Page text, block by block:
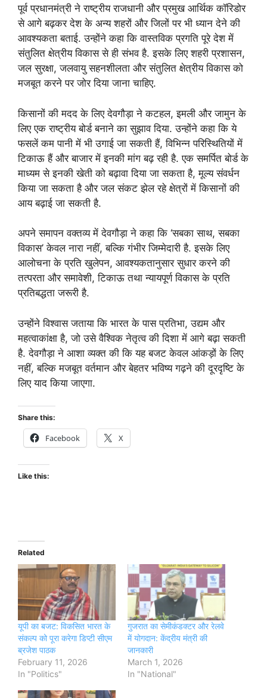
पूर्व प्रधानमंत्री ने राष्ट्रीय राजधानी और प्रमुख आर्थिक कॉरिडोर
से आगे बढ़कर देश के अन्य शहरों और जिलों पर भी ध्यान देने की
आवश्यकता बताई. उन्होंने कहा कि वास्तविक प्रगति पूरे देश में
संतुलित क्षेत्रीय विकास से ही संभव है. इसके लिए शहरी प्रशासन,
जल सुरक्षा, जलवायु सहनशीलता और संतुलित क्षेत्रीय विकास को
मजबूत करने पर जोर दिया जाना चाहिए.
किसानों की मदद के लिए देवगौड़ा ने कटहल, इमली और जामुन के
लिए एक राष्ट्रीय बोर्ड बनाने का सुझाव दिया. उन्होंने कहा कि ये
फसलें कम पानी में भी उगाई जा सकती हैं, विभिन्न परिस्थितियों में
टिकाऊ हैं और बाजार में इनकी मांग बढ़ रही है. एक समर्पित बोर्ड के
माध्यम से इनकी खेती को बढ़ावा दिया जा सकता है, मूल्य संवर्धन
किया जा सकता है और जल संकट झेल रहे क्षेत्रों में किसानों की
आय बढ़ाई जा सकती है.
अपने समापन वक्तव्य में देवगौड़ा ने कहा कि ‘सबका साथ, सबका
विकास’ केवल नारा नहीं, बल्कि गंभीर जिम्मेदारी है. इसके लिए
आलोचना के प्रति खुलेपन, आवश्यकतानुसार सुधार करने की
तत्परता और समावेशी, टिकाऊ तथा न्यायपूर्ण विकास के प्रति
प्रतिबद्धता जरूरी है.
उन्होंने विश्वास जताया कि भारत के पास प्रतिभा, उद्यम और
महत्वाकांक्षा है, जो उसे वैश्विक नेतृत्व की दिशा में आगे बढ़ा सकती
है. देवगौड़ा ने आशा व्यक्त की कि यह बजट केवल आंकड़ों के लिए
नहीं, बल्कि मजबूत वर्तमान और बेहतर भविष्य गढ़ने की दूरदृष्टि के
लिए याद किया जाएगा.
Share this:
Facebook X
Like this:
Related
यूपी का बजट: विकसित भारत के
संकल्प को पूरा करेगा डिप्टी सीएम
ब्रजेश पाठक
February 11, 2026
In "Politics"
गुजरात का सेमीकंडक्टर और रेलवे
में योगदान: केंद्रीय मंत्री की
जानकारी
March 1, 2026
In "National"